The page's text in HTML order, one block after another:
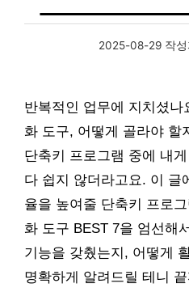
2025-08-29 작
반복적인 업무에 지치셨
화 도구, 어떻게 골라야 할
단축키 프로그램 중에 내
다 쉽지 않더라고요. 이 글
율을 높여줄 단축키 프로
화 도구 BEST 7을 엄선해
기능을 갖췄는지, 어떻게
명확하게 알려드릴 테니